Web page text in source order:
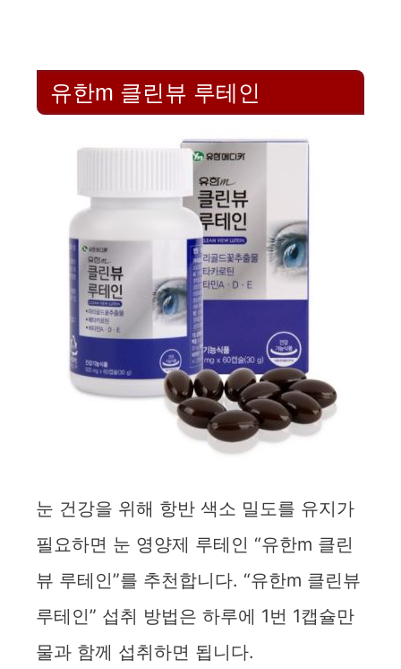
유한m 클린뷰 루테인
눈 건강을 위해 항반 색소 밀도를 유지가
필요하면 눈 영양제 루테인 “유한m 클린
뷰 루테인”를 추천합니다. “유한m 클린뷰
루테인” 섭취 방법은 하루에 1번 1캡슐만
물과 함께 섭취하면 됩니다.